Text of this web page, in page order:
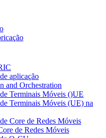
aplicação
and Orchestration
Terminais Móveis ()UE
Terminais Móveis (UE) na
Core de Redes Móveis
de Redes Móveis